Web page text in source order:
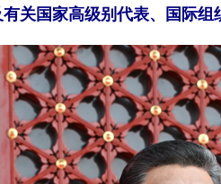
国家高级别代表、国际组